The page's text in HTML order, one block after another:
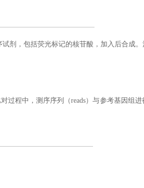
试剂，包括荧光标记的核苷酸，加入后合成
过程中，测序序列（reads）与参考基因组